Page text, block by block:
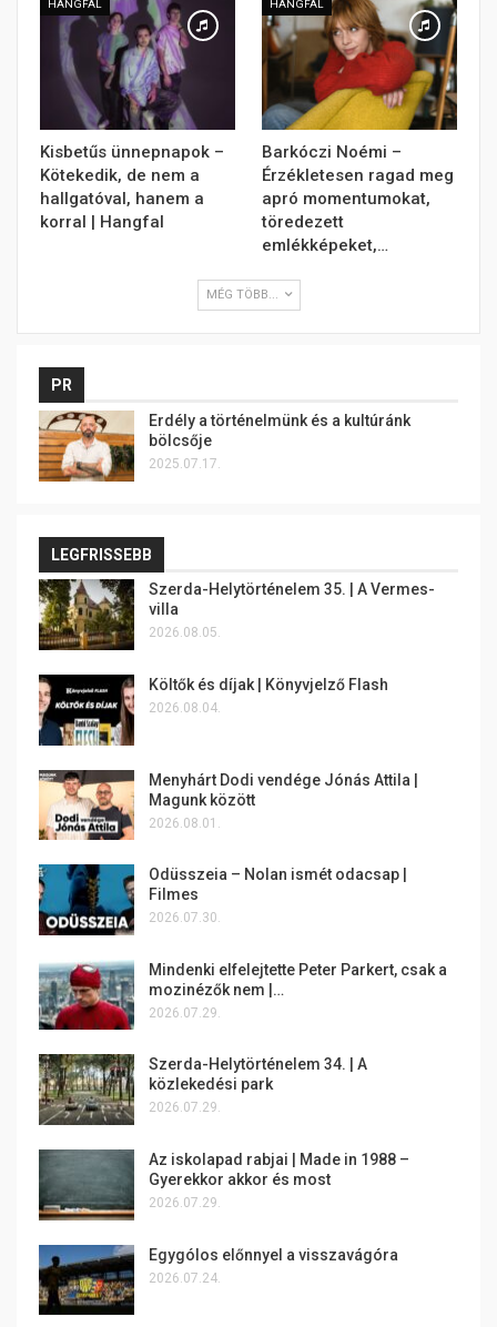
HANGFAL
Kisbetűs ünnepnapok –
Kötekedik, de nem a
hallgatóval, hanem a
korral | Hangfal
HANGFAL
Barkóczi Noémi –
Érzékletesen ragad meg
apró momentumokat,
töredezett
emlékképeket,…
MÉG TÖBB...
PR
Erdély a történelmünk és a kultúránk
bölcsője
2025.07.17.
LEGFRISSEBB
Szerda-Helytörténelem 35. | A Vermes-
villa
2026.08.05.
Költők és díjak | Könyvjelző Flash
2026.08.04.
Menyhárt Dodi vendége Jónás Attila |
Magunk között
2026.08.01.
Odüsszeia – Nolan ismét odacsap |
Filmes
2026.07.30.
Mindenki elfelejtette Peter Parkert, csak a
mozinézők nem |…
2026.07.29.
Szerda-Helytörténelem 34. | A
közlekedési park
2026.07.29.
Az iskolapad rabjai | Made in 1988 –
Gyerekkor akkor és most
2026.07.29.
Egygólos előnnyel a visszavágóra
2026.07.24.